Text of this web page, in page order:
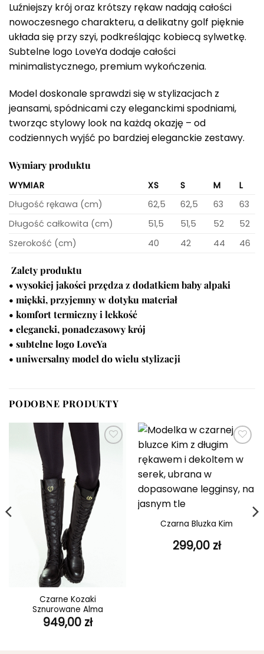
Luźniejszy krój oraz krótszy rękaw nadają całości
nowoczesnego charakteru, a delikatny golf pięknie
układa się przy szyi, podkreślając kobiecą sylwetkę.
Subtelne logo LoveYa dodaje całości
minimalistycznego, premium wykończenia.
Model doskonale sprawdzi się w stylizacjach z
jeansami, spódnicami czy eleganckimi spodniami,
tworząc stylowy look na każdą okazję – od
codziennych wyjść po bardziej eleganckie zestawy.
Wymiary produktu
WYMIAR XS S M
L
Długość rękawa (cm)
62,5 62,5 63
63
Długość całkowita (cm)
51,5 51,5 52
52
Szerokość (cm)
40 42 44 46
Zalety produktu
• wysokiej jakości przędza z dodatkiem baby alpaki
• miękki, przyjemny w dotyku materiał
• komfort termiczny i lekkość
• elegancki, ponadczasowy krój
• subtelne logo LoveYa
• uniwersalny model do wielu stylizacji
PODOBNE PRODUKTY
Dodaj do
ulubionych
Czarne Kozaki
Sznurowane Alma
949,00 zł
Dodaj do
ulubionych
Czarna Bluzka Kim
299,00 zł